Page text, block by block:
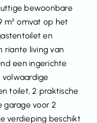
bewoonbare
m² omvat op het
en
riante living van
een ingerichte
volwaardige
toilet, 2 praktische
garage voor 2
verdieping beschikt